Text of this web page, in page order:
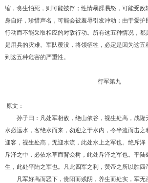
缩，贪生怕死，则可能被俘；性情暴躁易怒，可能受
身自好，珍惜声名，可能会被羞辱引发冲动；由于爱护
行动而不能采取相应的对敌行动。所有这五种情况，都
是用兵的灾难。军队覆没，将领牺牲，必定是因为这五
到这五种危害的严重性。
行军第九
原文：
孙子曰：凡处军相敌，绝山依谷，视生处高，战隆
水必远水，客绝水而来，勿迎之于水内，令半渡而击
迎客，视生处高，无迎水流，此处水上之军也。绝斥
斥泽之中，必依水草而背众树，此处斥泽之军也。平
生，此处平陆之军也。凡此四军之利，黄帝之所以胜四
凡军好高而恶下，贵阳而贱阴，养生而处实，军